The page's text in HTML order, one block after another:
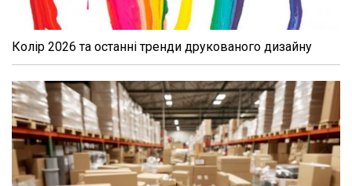
Колір 2026 та останні тренди друкованого дизайну